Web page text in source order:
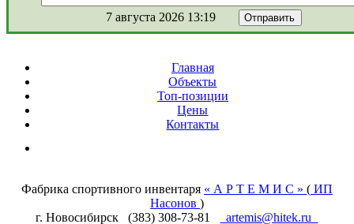
7 августа 2026 13:19
Главная
Объекты
Топ-позиции
Цены
Контакты
Фабрика спортивного инвентаря « А Р Т Е М И С » ( ИП
Насонов )
г. Новосибирск (383) 308-73-81
artemis@hitek.ru